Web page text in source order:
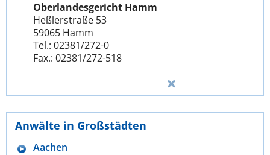
Oberlandesgericht Hamm
Heßlerstraße 53
59065 Hamm
Tel.: 02381/272-0
Fax.: 02381/272-518
Anwälte in Großstädten
Aachen